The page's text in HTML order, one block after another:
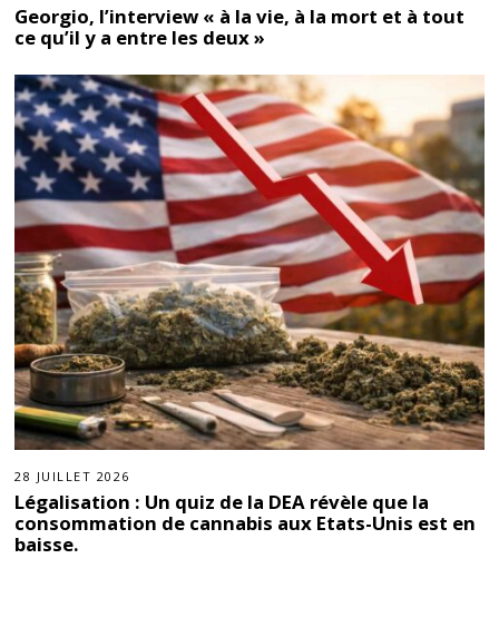
Georgio, l’interview « à la vie, à la mort et à tout
ce qu’il y a entre les deux »
28 JUILLET 2026
Légalisation : Un quiz de la DEA révèle que la
consommation de cannabis aux Etats-Unis est en
baisse.